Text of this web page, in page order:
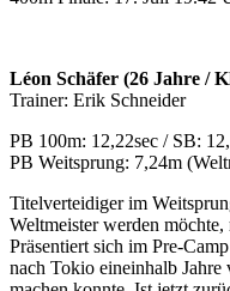
Léon Schäfer (26 Jahre /
Trainer: Erik Schneider
PB 100m: 12,22sec / SB:
PB Weitsprung: 7,24m
Titelverteidiger im
Weltmeister werden möchte,
Präsentiert sich im Pre-
nach Tokio eineinhalb